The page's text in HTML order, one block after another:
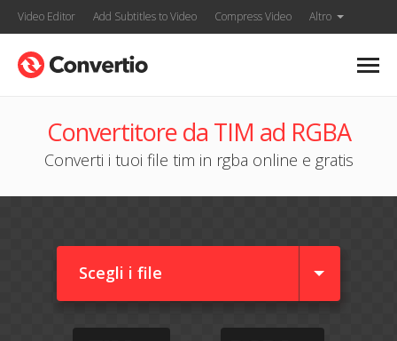
Video Editor Add Subtitles to Video Compress Video Altro
Convertitore da TIM ad RGBA
Converti i tuoi file tim in rgba online e gratis
Scegli i file